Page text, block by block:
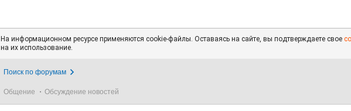
На информационном ресурсе применяются cookie-файлы. Оставаясь на сайте, вы подтверждаете свое
на их использование.
Поиск по форумам
Общение Обсуждение новостей